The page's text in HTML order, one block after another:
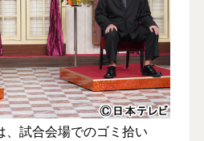
試合会場でのゴミ拾い